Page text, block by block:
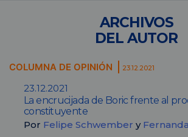
ARCHIVOS
DEL AUTOR
COLUMNA DE OPINIÓN 23.12.2021
23.12.2021
La encrucijada de Boric frente al
constituyente
Por Felipe Schwember y